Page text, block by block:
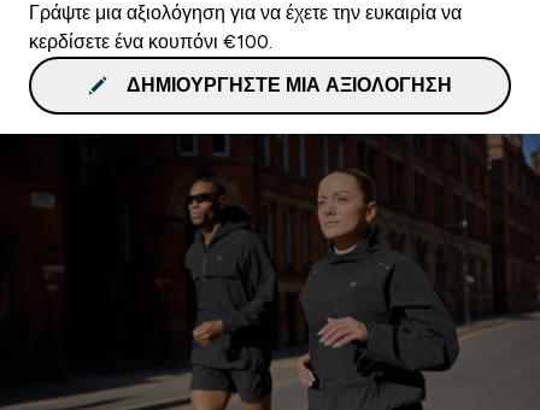
Γράψτε μια αξιολόγηση για να έχετε την ευκαιρία να
κερδίσετε ένα κουπόνι €100.
ΔΗΜΙΟΥΡΓΉΣΤΕ ΜΙΑ ΑΞΙΟΛΌΓΗΣΗ